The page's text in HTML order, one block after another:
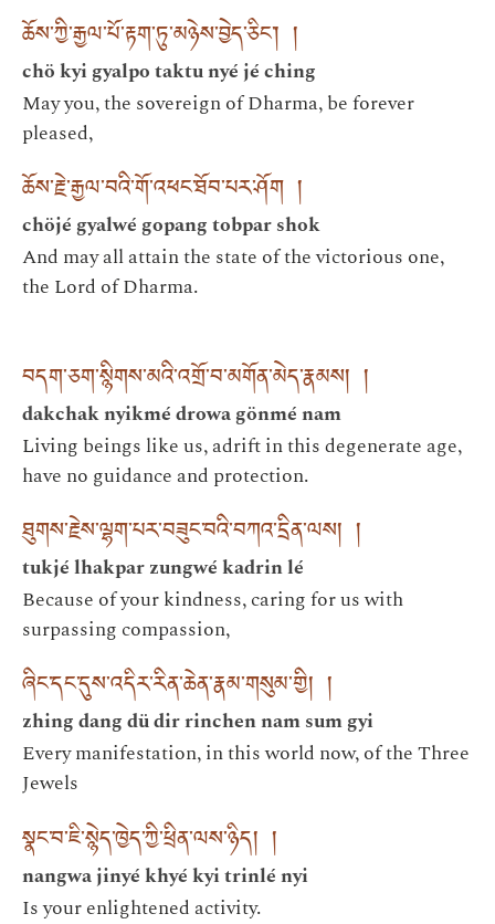
ཆོས་ཀྱི་རྒྱལ་པོ་རྟག་ཏུ་མཉེས་བྱེད་ཅིང་། །
chö kyi gyalpo taktu nyé jé ching
May you, the sovereign of Dharma, be forever
pleased,
ཆོས་རྗེ་རྒྱལ་བའི་གོ་འཕང་ཐོབ་པར་ཤོག །
chöjé gyalwé gopang tobpar shok
And may all attain the state of the victorious one,
the Lord of Dharma.
བདག་ཅག་སྙིགས་མའི་འགྲོ་བ་མགོན་མེད་རྣམས། །
dakchak nyikmé drowa gönmé nam
Living beings like us, adrift in this degenerate age,
have no guidance and protection.
ཐུགས་རྗེས་ལྷག་པར་བཟུང་བའི་བཀའ་དྲིན་ལས། །
tukjé lhakpar zungwé kadrin lé
Because of your kindness, caring for us with
surpassing compassion,
ཞིང་དང་དུས་འདིར་རིན་ཆེན་རྣམ་གསུམ་གྱི། །
zhing dang dü dir rinchen nam sum gyi
Every manifestation, in this world now, of the Three
Jewels
སྣང་བ་ཇི་སྙེད་ཁྱེད་ཀྱི་ཕྲིན་ལས་ཉིད། །
nangwa jinyé khyé kyi trinlé nyi
Is your enlightened activity.